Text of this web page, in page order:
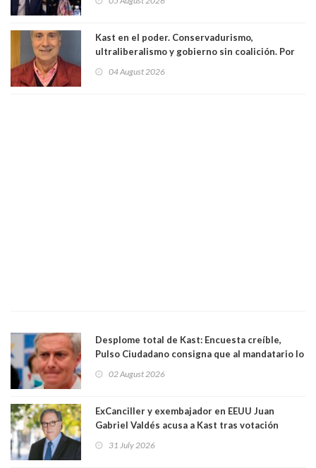
excarabinero que dejó ciego a Gustavo Gatica:
Kast en el poder. Conservadurismo,
ultraliberalismo y gobierno sin coalición. Por
04 August 2026
Desplome total de Kast: Encuesta creíble,
Pulso Ciudadano consigna que al mandatario lo
sacó en primera vuelta. Rechazo es de 58.9% y
64.8%
02 August 2026
ExCanciller y exembajador en EEUU Juan
Gabriel Valdés acusa a Kast tras votación
"Si hay una persona responsable es él"
31 July 2026